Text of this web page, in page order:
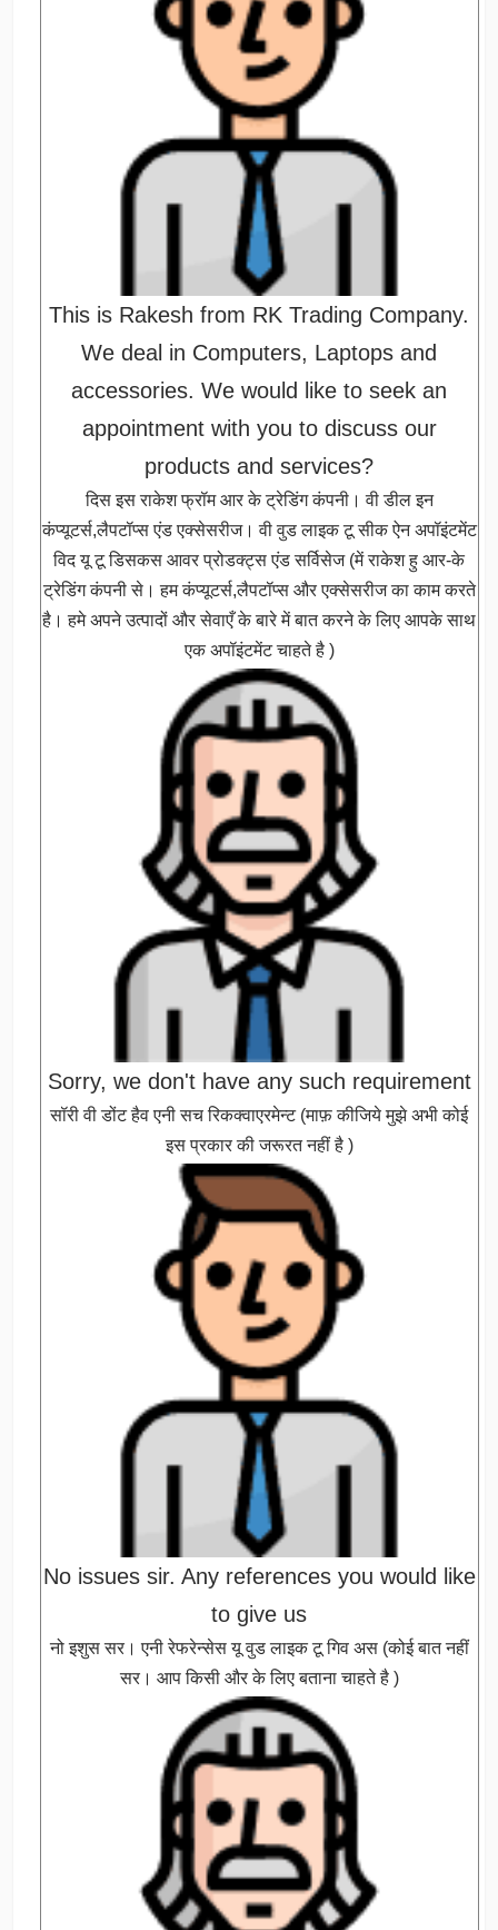
This is Rakesh from RK Trading Company.
We deal in Computers, Laptops and
accessories. We would like to seek an
appointment with you to discuss our
products and services?
दिस इस राकेश फ्रॉम आर के ट्रेडिंग कंपनी। वी डील इन
कंप्यूटर्स,लैपटॉप्स एंड एक्सेसरीज। वी वुड लाइक टू सीक ऐन अपॉइंटमेंट
विद यू टू डिसकस आवर प्रोडक्ट्स एंड सर्विसेज (में राकेश हु आर-के
ट्रेडिंग कंपनी से। हम कंप्यूटर्स,लैपटॉप्स और एक्सेसरीज का काम करते
है। हमे अपने उत्पादों और सेवाएँ के बारे में बात करने के लिए आपके साथ
एक अपॉइंटमेंट चाहते है )
Sorry, we don't have any such requirement
सॉरी वी डोंट हैव एनी सच रिकक्वाएरमेन्ट (माफ़ कीजिये मुझे अभी कोई
इस प्रकार की जरूरत नहीं है )
No issues sir. Any references you would like
to give us
नो इशुस सर। एनी रेफरेन्सेस यू वुड लाइक टू गिव अस (कोई बात नहीं
सर। आप किसी और के लिए बताना चाहते है )